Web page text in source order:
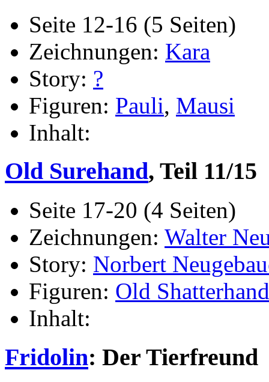
Seite 12-16 (5 Seiten)
Zeichnungen: Kara
Story: ?
Figuren: Pauli, Mausi
Inhalt:
Old Surehand, Teil 11/15
Seite 17-20 (4 Seiten)
Zeichnungen: Walter
Story: Norbert
Figuren: Old Shatterhand
Inhalt:
Fridolin: Der Tierfreund